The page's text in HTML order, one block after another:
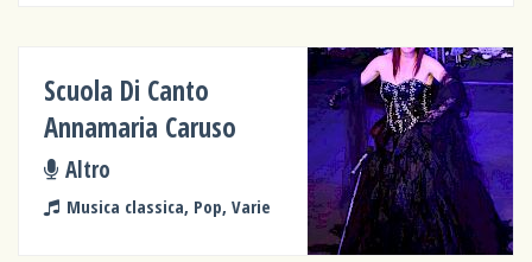
Scuola Di Canto
Annamaria Caruso
Altro
Musica classica, Pop, Varie